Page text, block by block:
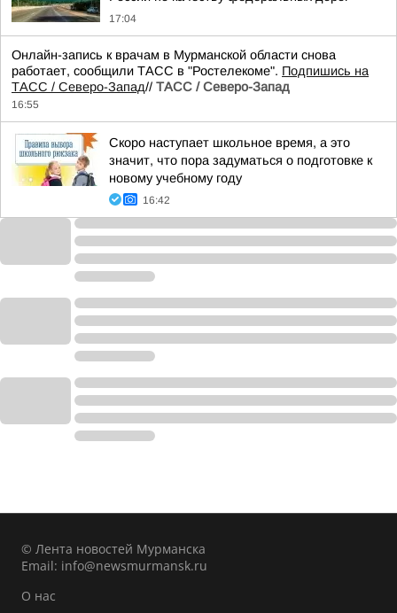
17:04
Онлайн-запись к врачам в Мурманской области снова
работает, сообщили ТАСС в "Ростелекоме". Подпишись на
ТАСС / Северо-Запад// ТАСС / Северо-Запад
16:55
Скоро наступает школьное время, а это
значит, что пора задуматься о подготовке к
новому учебному году
16:42
© Лента новостей Мурманска
Email: info@newsmurmansk.ru
О нас